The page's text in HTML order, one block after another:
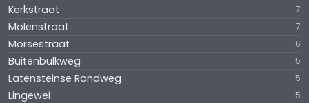
Kerkstraat 7
Molenstraat 7
Morsestraat 6
Buitenbulkweg 5
Latensteinse Rondweg 5
Lingewei 5